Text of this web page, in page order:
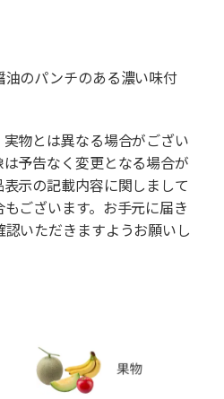
油のパンチのある濃い味付
物とは異なる場合がござい
予告なく変更となる場合が
示の記載内容に関しまして
ございます。お手元に届き
認いただきますようお願いし